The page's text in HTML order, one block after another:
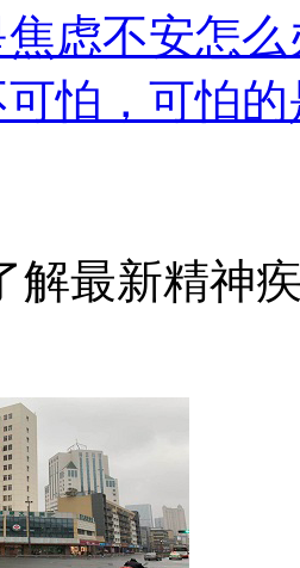
虑不安怎
怕，可怕
解最新精神